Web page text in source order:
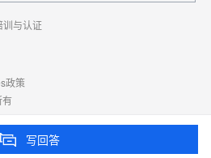
写回答
训与认证
政策
有
20080101
20210002
号浙B2-20080101-4